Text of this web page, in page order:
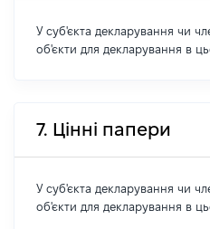
У суб'єкта декларування чи
об'єкти для декларування в
7. Цінні папери
У суб'єкта декларування чи
об'єкти для декларування в